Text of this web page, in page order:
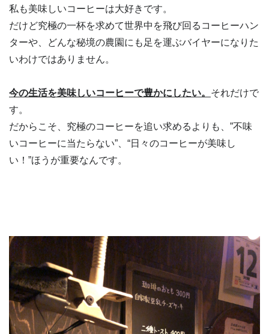
私も美味しいコーヒーは大好きです。
だけど究極の一杯を求めて世界中を飛び回るコーヒーハン
ターや、どんな秘境の農園にも足を運ぶバイヤーになりた
いわけではありません。
今の生活を美味しいコーヒーで豊かにしたい。 それだけで
す。
だからこそ、究極のコーヒーを追い求めるよりも、”不味
いコーヒーに当たらない”、 “日々のコーヒーが美味し
い！”ほうが重要なんです。